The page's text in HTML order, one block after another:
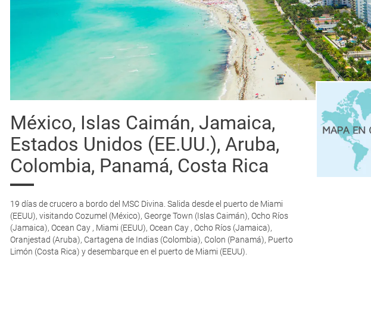
México, Islas Caimán, Jamaica,
Estados Unidos (EE.UU.), Aruba,
Colombia, Panamá, Costa Rica
19 días de crucero a bordo del MSC Divina. Salida desde el puerto de Miami
(EEUU), visitando Cozumel (México), George Town (Islas Caimán), Ocho Ríos
(Jamaica), Ocean Cay , Miami (EEUU), Ocean Cay , Ocho Ríos (Jamaica),
Oranjestad (Aruba), Cartagena de Indias (Colombia), Colon (Panamá), Puerto
Limón (Costa Rica) y desembarque en el puerto de Miami (EEUU).